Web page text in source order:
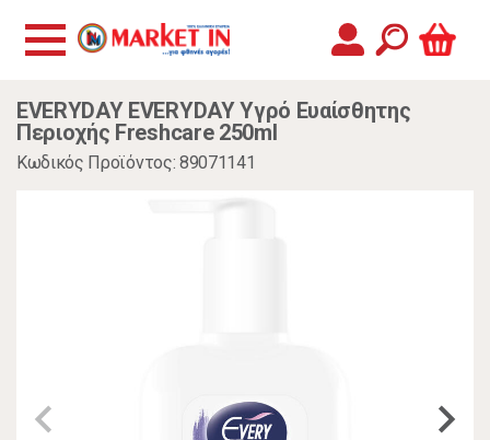
EVERYDAY EVERYDAY Υγρό Ευαίσθητης
Περιοχής Freshcare 250ml
Κωδικός Προϊόντος: 89071141